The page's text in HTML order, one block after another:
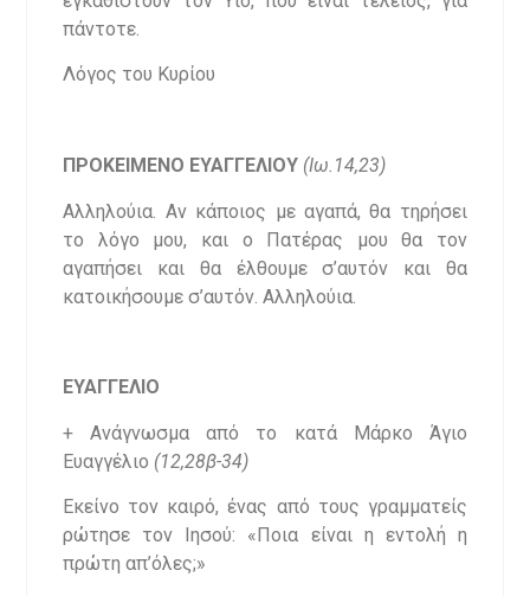
πάντοτε.
Λόγος του Κυρίου
ΠΡΟΚΕΙΜΕΝΟ ΕΥΑΓΓΕΛΙΟΥ (Ιω.14,23)
Αλληλούια. Αν κάποιος με αγαπά, θα τηρήσει
το λόγο μου, και ο Πατέρας μου θα τον
αγαπήσει και θα έλθουμε σ’αυτόν και θα
κατοικήσουμε σ’αυτόν. Αλληλούια.
ΕΥΑΓΓΕΛΙΟ
+ Ανάγνωσμα από το κατά Μάρκο Άγιο
Ευαγγέλιο (12,28β-34)
Εκείνο τον καιρό, ένας από τους γραμματείς
ρώτησε τον Ιησού: «Ποια είναι η εντολή η
πρώτη απ’όλες;»